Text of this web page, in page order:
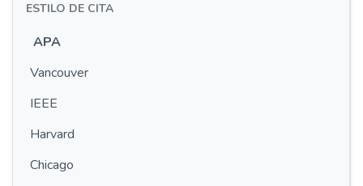
ESTILO DE CITA
APA
Vancouver
IEEE
Harvard
Chicago